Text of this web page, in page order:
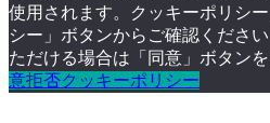
使用されます。クッキーポリシ
シー」ボタンからご確認くださ
ただける場合は「同意」ボタン
意拒否クッキーポリシー